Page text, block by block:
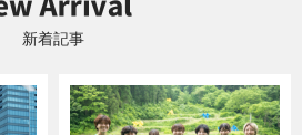
新着記事